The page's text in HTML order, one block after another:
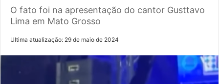
O fato foi na apresentação do cantor Gusttavo
Lima em Mato Grosso
Ultima atualização: 29 de maio de 2024